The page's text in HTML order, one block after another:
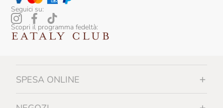
Seguici su:
Scopri il programma fedeltà:
SPESA ONLINE